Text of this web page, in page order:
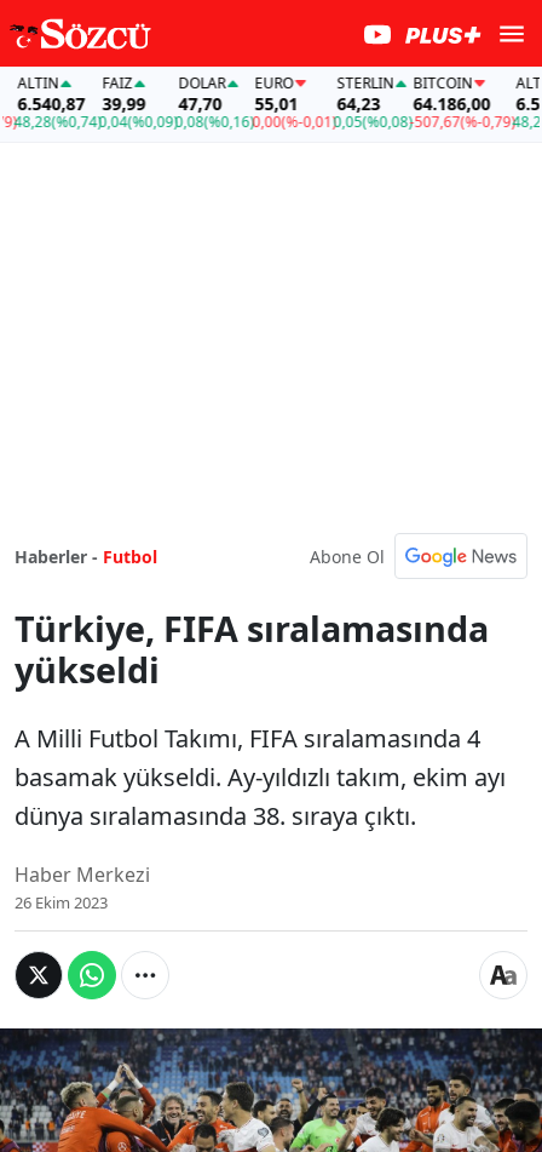
ALTIN
6.540,87
48,28(%0,74)
FAİZ
39,99
0,04(%0,09)
DOLAR
47,70
0,08(%0,16)
EURO
55,01
0,00(%-0,01)
STERLIN
64,23
0,05(%0,08)
BITCOIN
64.186,00
-507,67(%-0,79)
ALTIN
48,28
Haberler - Futbol Abone Ol
Türkiye, FIFA sıralamasında
yükseldi
A Milli Futbol Takımı, FIFA sıralamasında 4
basamak yükseldi. Ay-yıldızlı takım, ekim ayı
dünya sıralamasında 38. sıraya çıktı.
Haber Merkezi
26 Ekim 2023
A Milli Futbol Takımı, FIFA sıralamasında